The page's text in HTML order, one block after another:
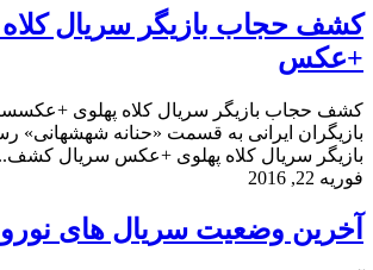
کشف حجاب بازیگر سریال کلاه
+عکس
کشف حجاب بازیگر سریال کلاه پهلوی
بازیگران ایرانی به قسمت «حنانه
بازیگر سریال کلاه پهلوی +عکس سریال
فوریه 22, 2016
آخرین وضعیت سریال های